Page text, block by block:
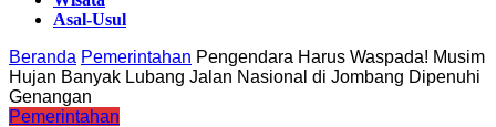
Asal-Usul
Beranda Pemerintahan Pengendara Harus Waspada! Musim
Hujan Banyak Lubang Jalan Nasional di Jombang Dipenuhi
Genangan
Pemerintahan